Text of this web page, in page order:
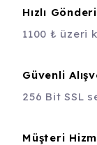
Hızlı Gönderi
1100 ₺ üzeri
Güvenli
256 Bit SSL
Müşteri